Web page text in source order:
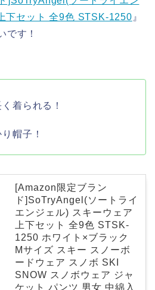
下セット 全9色 STSK-1250 』
です！
着られる！
帽子！
[Amazon限定ブラン
ド]SoTryAngel(ソートライ
エンジェル) スキーウェア
上下セット 全9色 STSK-
1250 ホワイト×ブラック
Mサイズ スキー スノーボ
ードウェア スノボ SKI
SNOW スノボウェア ジャ
ケット パンツ 男女 中綿入